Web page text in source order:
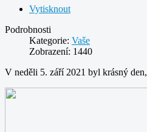
Vytisknout
Podrobnosti
Kategorie: Vaše
Zobrazení: 1440
V neděli 5. září 2021 byl krásný den,